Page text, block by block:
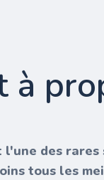
à
l'une des
tous les